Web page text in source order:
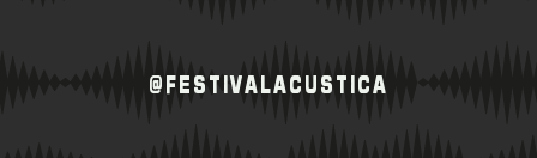
@FESTIVALACUSTICA